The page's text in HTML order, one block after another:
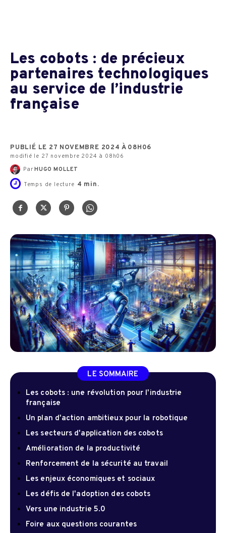
Les cobots : de précieux
partenaires technologiques
au service de l’industrie
française
PUBLIÉ LE 27 NOVEMBRE 2024 À 08H06
modifié le 27 novembre 2024 à 08h06
Par HUGO MOLLET
Temps de lecture 4 min.
LE SOMMAIRE
Les cobots : une révolution pour l'industrie
française
Un plan d'action ambitieux pour la robotique
Les secteurs d'application des cobots
Amélioration de la productivité
Renforcement de la sécurité au travail
Les enjeux économiques et sociaux
Les défis de l'adoption des cobots
Vers une industrie 5.0
Foire aux questions courantes